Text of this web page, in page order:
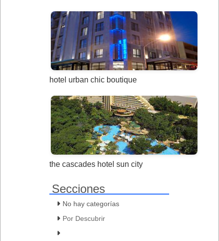
hotel urban chic boutique
the cascades hotel sun city
Secciones
No hay categorías
Por Descubrir